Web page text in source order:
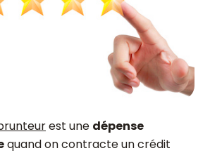
est une dépense
quand on contracte un crédit